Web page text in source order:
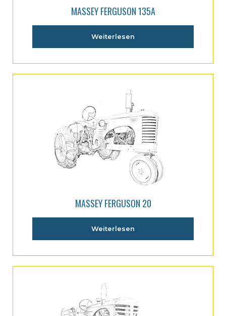
MASSEY FERGUSON 135A
Weiterlesen
MASSEY FERGUSON 20
Weiterlesen